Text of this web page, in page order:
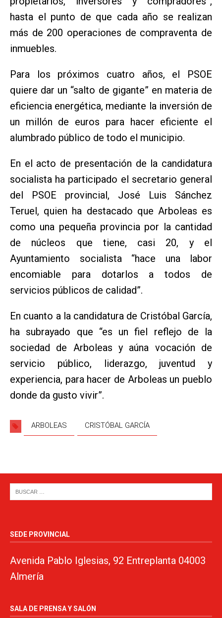
hasta el punto de que cada año se realizan
más de 200 operaciones de compraventa de
inmuebles.
Para los próximos cuatro años, el PSOE
quiere dar un “salto de gigante” en materia de
eficiencia energética, mediante la inversión de
un millón de euros para hacer eficiente el
alumbrado público de todo el municipio.
En el acto de presentación de la candidatura
socialista ha participado el secretario general
del PSOE provincial, José Luis Sánchez
Teruel, quien ha destacado que Arboleas es
como una pequeña provincia por la cantidad
de núcleos que tiene, casi 20, y el
Ayuntamiento socialista “hace una labor
encomiable para dotarlos a todos de
servicios públicos de calidad”.
En cuanto a la candidatura de Cristóbal García,
ha subrayado que “es un fiel reflejo de la
sociedad de Arboleas y aúna vocación de
servicio público, liderazgo, juventud y
experiencia, para hacer de Arboleas un pueblo
donde da gusto vivir”.
ARBOLEAS CRISTÓBAL GARCÍA
SEDE PROVINCIAL
Avenida Pablo Iglesias, 92 Entreplanta 04003
Almería
SALA DE PRENSA Y SALÓN